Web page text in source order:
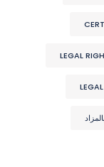
LEGAL